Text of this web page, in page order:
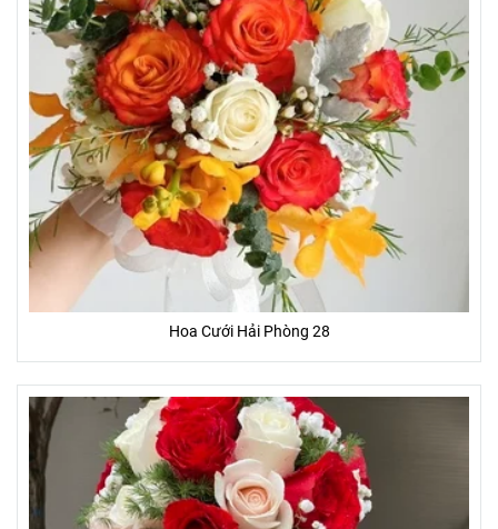
Hoa Cưới Hải Phòng 28